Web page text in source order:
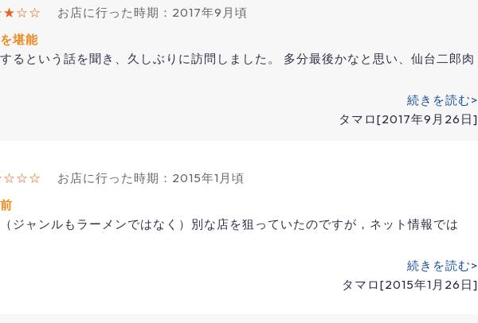
お店に行った時期：2017年9月頃
堪能
るという話を聞き、久しぶりに訪問しました。 多分最後かなと思い、仙台二郎肉
続きを読む>
タマロ[2017年9月26日]
お店に行った時期：2015年1月頃
ジャンルもラーメンではなく）別な店を狙っていたのですが，ネット情報では
続きを読む>
タマロ[2015年1月26日]